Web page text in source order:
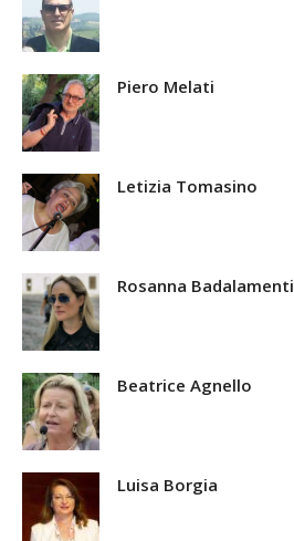
Piero Melati
Letizia Tomasino
Rosanna Badalamenti
Beatrice Agnello
Luisa Borgia